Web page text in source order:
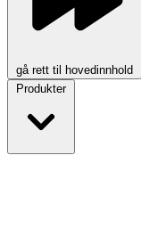
gå rett til hovedinnhold
Produkter